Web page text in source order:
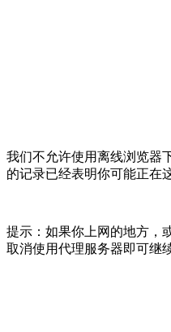
我们不允许使用离线浏览器
的记录已经表明你可能正在
提示：如果你上网的地方，
取消使用代理服务器即可继